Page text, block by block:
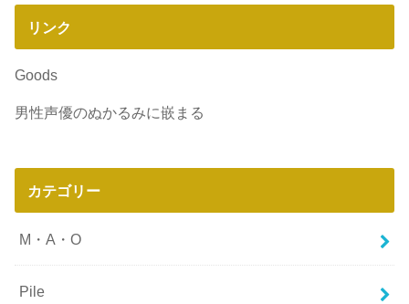
リンク
Goods
男性声優のぬかるみに嵌まる
カテゴリー
M・A・O
Pile